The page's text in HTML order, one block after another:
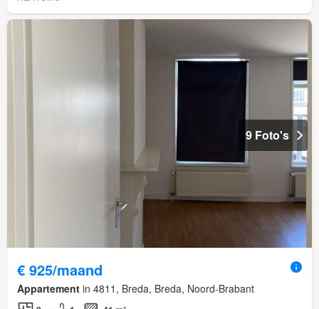
9 Foto's
€ 925/maand
Appartement in 4811, Breda, Breda, Noord-Brabant